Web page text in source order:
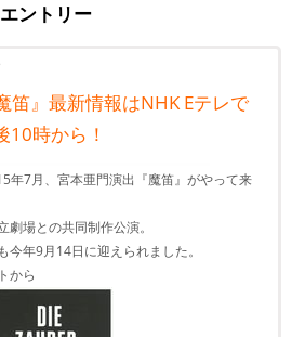
索:
ントリー
笛』最新情報はNHK Eテレで
10時から！
年7月、宮本亜門演出『魔笛』がやって来
場との共同制作公演。
年9月14日に迎えられました。
から